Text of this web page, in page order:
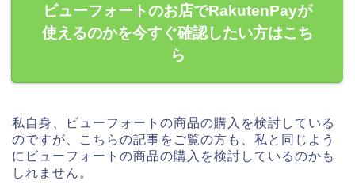
ビューフォートのお店でRakutenPayが
使えるのかを今すぐ確認したい方はこち
ら
私自身、ビューフォートの商品の購入を検討している
のですが、こちらの記事をご覧の方も、私と同じよう
にビューフォートの商品の購入を検討しているのかも
しれません。